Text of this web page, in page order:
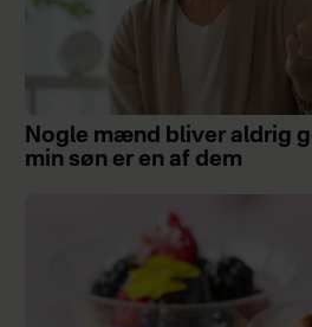
Nogle mænd bliver aldrig
min søn er en af dem